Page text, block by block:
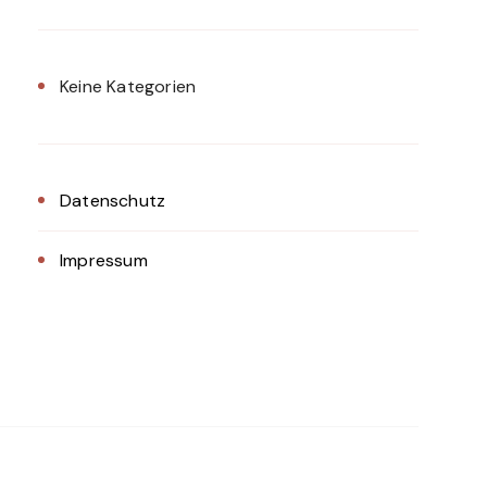
Keine Kategorien
Datenschutz
Impressum